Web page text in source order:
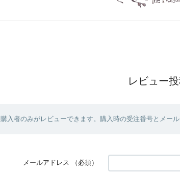
レビュー
購入者のみがレビューできます。購入時の受注番号とメー
メールアドレス （必須）